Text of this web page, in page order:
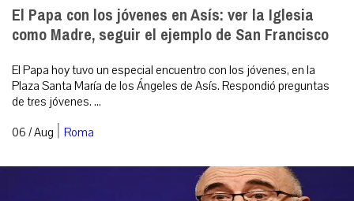
El Papa con los jóvenes en Asís: ver la Iglesia
como Madre, seguir el ejemplo de San Francisco
El Papa hoy tuvo un especial encuentro con los jóvenes, en la
Plaza Santa María de los Ángeles de Asís. Respondió preguntas
de tres jóvenes. ...
06 / Aug | Roma